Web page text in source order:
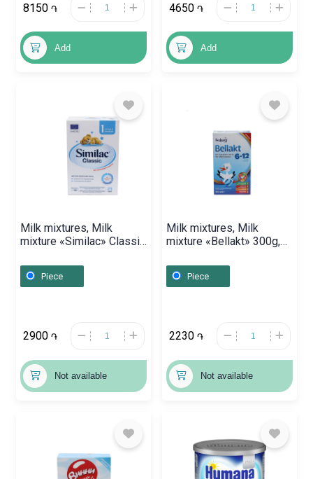
8150 ֏
Add
4650 ֏
Add
Milk mixtures, Milk
mixture «Similac» Classic
Piece
2900 ֏
Not available
Milk mixtures, Milk
mixture «Bellakt» 300g,
Piece
2230 ֏
Not available